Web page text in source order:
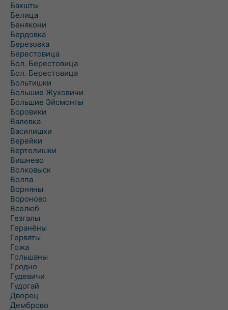
Бакшты
Белица
Бенякони
Бердовка
Березовка
Берестовица
Бол. Берестовица
Бол. Берестовица
Больтишки
Большие Жуховичи
Большие Эйсмонты
Боровики
Валевка
Василишки
Верейки
Вертелишки
Вишнево
Волковыск
Волпа
Ворняны
Вороново
Вселюб
Гезгалы
Геранёны
Гервяты
Гожа
Гольшаны
Гродно
Гудевичи
Гудогай
Дворец
Демброво